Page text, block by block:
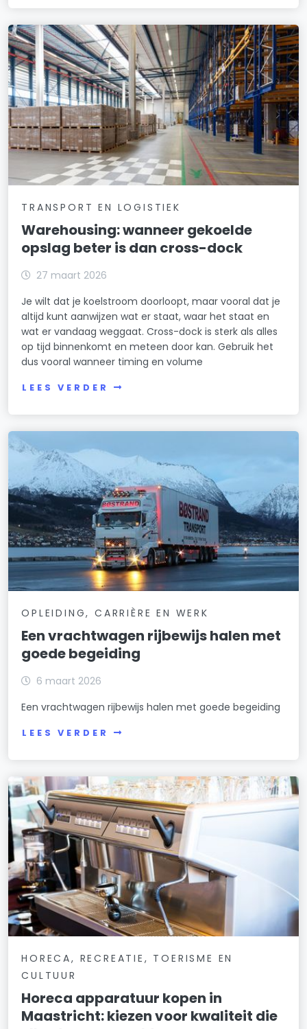
TRANSPORT EN LOGISTIEK
Warehousing: wanneer gekoelde
opslag beter is dan cross-dock
27 maart 2026
Je wilt dat je koelstroom doorloopt, maar vooral dat je
altijd kunt aanwijzen wat er staat, waar het staat en
wat er vandaag weggaat. Cross-dock is sterk als alles
op tijd binnenkomt en meteen door kan. Gebruik het
dus vooral wanneer timing en volume
LEES VERDER
OPLEIDING, CARRIÈRE EN WERK
Een vrachtwagen rijbewijs halen met
goede begeiding
6 maart 2026
Een vrachtwagen rijbewijs halen met goede begeiding
LEES VERDER
HORECA, RECREATIE, TOERISME EN
CULTUUR
Horeca apparatuur kopen in
Maastricht: kiezen voor kwaliteit die